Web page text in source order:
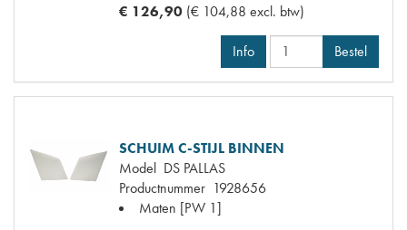
€ 126,90 (€ 104,88 excl. btw)
Info Bestel
SCHUIM C-STIJL BINNEN
Model DS PALLAS
Productnummer 1928656
Maten [PW 1]